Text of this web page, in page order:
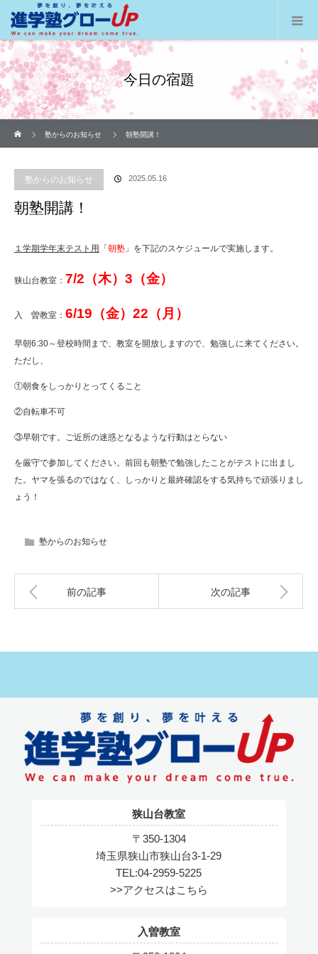
今日の宿題
塾からのお知らせ
朝塾開講！
塾からのお知らせ 2025.05.16
朝塾開講！
１学期学年末テスト用 「 朝塾 」を下記のスケジュールで実施します。
狭山台教室： 7/2（木）3（金）
入 曽教室： 6/19（金）22（月）
早朝6:30～登校時間まで、教室を開放しますので、勉強しに来てください。
ただし、
①朝食をしっかりとってくること
②自転車不可
③早朝です。ご近所の迷惑となるような行動はとらない
を厳守で参加してください。前回も朝塾で勉強したことがテストに出まし
た。ヤマを張るのではなく、しっかりと最終確認をする気持ちで頑張りまし
ょう！
塾からのお知らせ
前の記事 次の記事
狭山台教室
〒350-1304
埼玉県狭山市狭山台3-1-29
TEL:04-2959-5225
>>アクセスはこちら
入曽教室